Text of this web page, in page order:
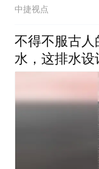
中捷视点
不得不服古
水，这排水设